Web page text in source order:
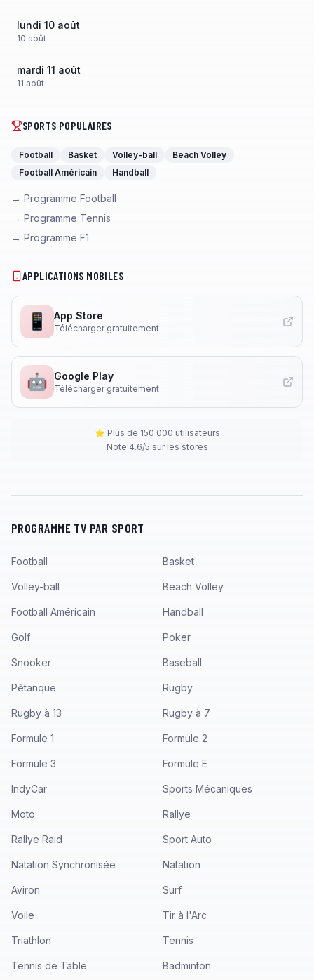
lundi 10 août
10 août
mardi 11 août
11 août
SPORTS POPULAIRES
Football Basket Volley-ball
Beach Volley
Football Américain
Handball
→ Programme Football
→ Programme Tennis
→ Programme F1
APPLICATIONS MOBILES
📱 App Store
Télécharger gratuitement
🤖 Google Play
Télécharger gratuitement
⭐ Plus de 150 000 utilisateurs
Note 4.6/5 sur les stores
PROGRAMME TV PAR SPORT
Football Basket
Volley-ball Beach Volley
Football Américain Handball
Golf Poker
Snooker Baseball
Pétanque Rugby
Rugby à 13 Rugby à 7
Formule 1 Formule 2
Formule 3 Formule E
IndyCar Sports Mécaniques
Moto Rallye
Rallye Raid Sport Auto
Natation Synchronisée Natation
Aviron Surf
Voile Tir à l'Arc
Triathlon Tennis
Tennis de Table Badminton